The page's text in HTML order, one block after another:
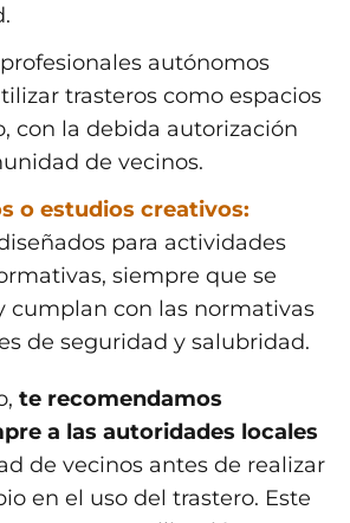
profesionales autónomos
trasteros como espacios
con la debida autorización
de vecinos.
o estudios creativos:
para actividades
siempre que se
cumplan con las normativas
de seguridad y salubridad.
te recomendamos
a las autoridades locales
de vecinos antes de realizar
en el uso del trastero. Este